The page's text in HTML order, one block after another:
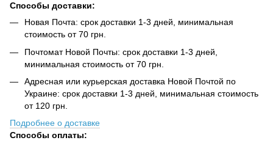
Способы доставки:
Новая Почта: срок доставки 1-3 дней, минимальная
стоимость от 70 грн.
Почтомат Новой Почты: срок доставки 1-3 дней,
минимальная стоимость от 70 грн.
Адресная или курьерская доставка Новой Почтой по
Украине: срок доставки 1-3 дней, минимальная стоимость
от 120 грн.
Подробнее о доставке
Способы оплаты: